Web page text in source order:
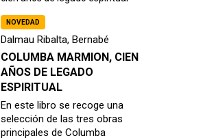
NOVEDAD
Dalmau Ribalta, Bernabé
COLUMBA MARMION, CIEN
AÑOS DE LEGADO
ESPIRITUAL
En este libro se recoge una
selección de las tres obras
principales de Columba